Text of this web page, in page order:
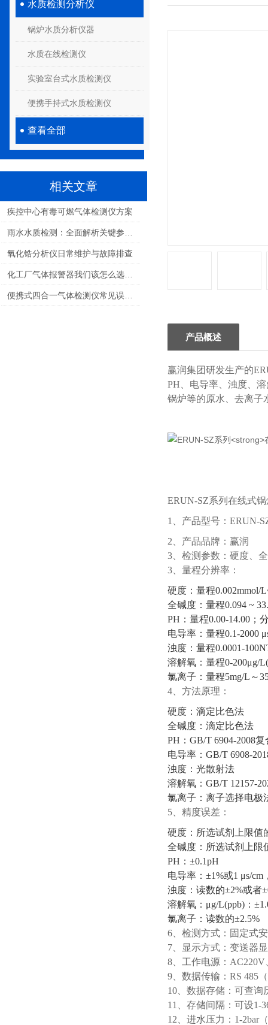
水质检测分析仪
锅炉水质分析仪器
水质在线检测仪
实验室台式水质检测仪
便携手持式水质检测仪
查看全部
相关文章
疾控中心有毒可燃气体检测仪方案
氧化锆分析仪日常维护与故障排查
产品概述
赢润集团研发生产的
PH、电导率、浊度、
锅炉等的原水、去离子
ERUN-SZ系列在线式
1、产品型号：ERUN-
2、产品品牌：赢润
3、检测参数：硬度、
3、量程分辨率：
硬度：量程0.002mmol/
全碱度：量程0.094 ~
PH：量程0.00-14.00；
电导率：量程0.1-2000
浊度：量程0.0001-
溶解氧：量程0-200μg/
氯离子：量程5mg/L～
4、方法原理：
硬度：滴定比色法
全碱度：滴定比色法
PH：GB/T 6904-2008
电导率：GB/T 6908-
浊度：光散射法
溶解氧：GB/T 12157-
氯离子：离子选择电极
5、精度误差：
硬度：所选试剂上限值
全碱度：所选试剂上限
PH：±0.1pH
电导率：±1%或1 μs/cm
浊度：读数的±2%或者
溶解氧：μg/L(ppb)：
氯离子：读数的±2.5%
6、检测方式：固定式
7、显示方式：变送器
8、工作电源：AC220V
9、数据传输：RS 485
10、数据存储：可查
11、存储间隔：可设1-
12、进水压力：1-2bar